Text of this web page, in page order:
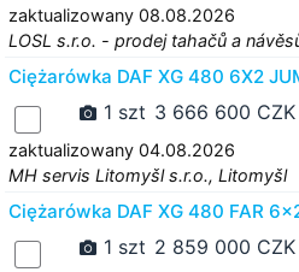
zaktualizowany 08.08.2026
LOSL s.r.o. - prodej tahačů a
Ciężarówka DAF XG 480 6X2
1 szt 3 666 600 CZK
zaktualizowany 04.08.2026
MH servis Litomyšl s.r.o., Litomyšl
Ciężarówka DAF XG 480 FAR
1 szt 2 859 000 CZK